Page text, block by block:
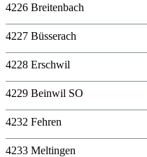
4226 Breitenbach
4227 Büsserach
4228 Erschwil
4229 Beinwil SO
4232 Fehren
4233 Meltingen